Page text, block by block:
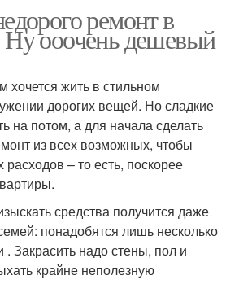
ремонт в
Ну ооочень дешевый
жить в стильном
дорогих вещей. Но сладкие
на потом, а для начала сделать
из всех возможных, чтобы
– то есть, поскорее
средства получится даже
понадобятся лишь несколько
. Закрасить надо стены, пол и
крайне неполезную